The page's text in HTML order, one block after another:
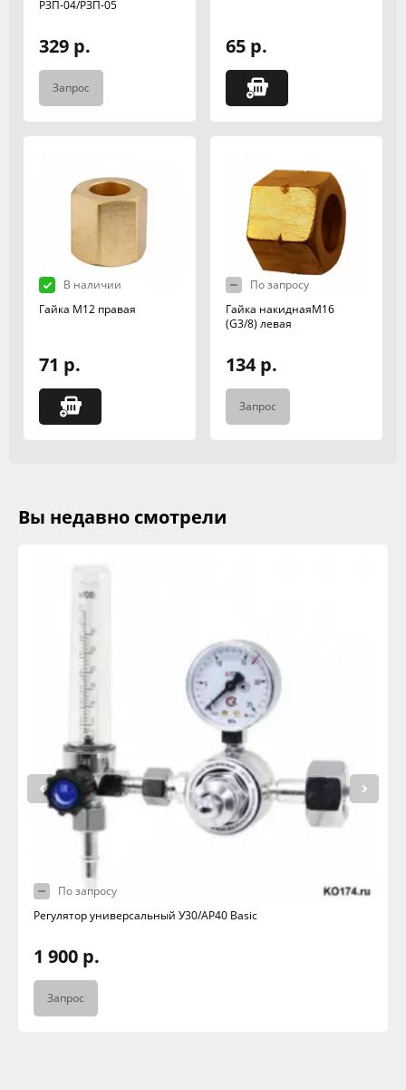
РЗП-04/РЗП-05
329 р.
Запрос
65 р.
В наличии
Гайка М12 правая
71 р.
По запросу
Гайка накиднаяМ16
(G3/8) левая
134 р.
Запрос
Вы недавно смотрели
По запросу
Регулятор универсальный У30/АР40 Basic
1 900 р.
Запрос